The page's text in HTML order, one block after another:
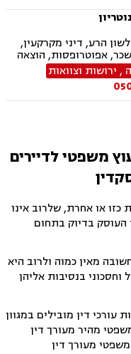
מתנה.
הרע, דיני מקרקעין,
אפוטרופסות, הוצאה
ליטיגציה, חוזים
דיני משפחה, הסכמי
, ירושות וצוואות
משפטי לדיירים
או אחרת, שלרוב אינו
העוסק בדיוק בתחום
מאין כמוה ולרוב היא
בנסיבות אליהן
דין מובילים במגוון
מהיר מעורך דין
מעורך דין